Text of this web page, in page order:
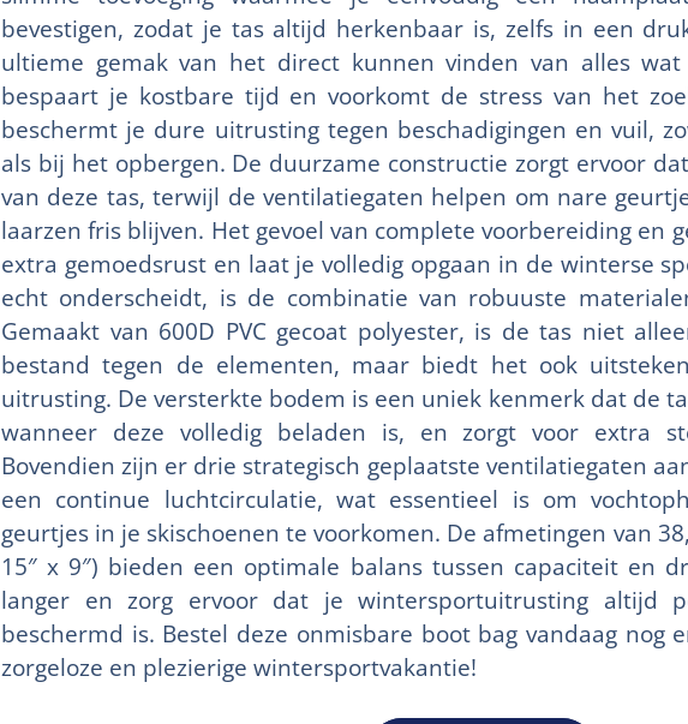
bevestigen, zodat je tas altijd herkenbaar is, zelfs in een
ultieme gemak van het direct kunnen vinden van alles
bespaart je kostbare tijd en voorkomt de stress van het
beschermt je dure uitrusting tegen beschadigingen en vuil,
als bij het opbergen. De duurzame constructie zorgt ervoor
van deze tas, terwijl de ventilatiegaten helpen om nare
laarzen fris blijven. Het gevoel van complete voorbereiding en
extra gemoedsrust en laat je volledig opgaan in de winterse
echt onderscheidt, is de combinatie van robuuste
Gemaakt van 600D PVC gecoat polyester, is de tas niet
bestand tegen de elementen, maar biedt het ook
uitrusting. De versterkte bodem is een uniek kenmerk dat de
wanneer deze volledig beladen is, en zorgt voor extra
Bovendien zijn er drie strategisch geplaatste ventilatiegaten
een continue luchtcirculatie, wat essentieel is om
geurtjes in je skischoenen te voorkomen. De afmetingen van
15″ x 9″) bieden een optimale balans tussen capaciteit en
langer en zorg ervoor dat je wintersportuitrusting altijd
beschermd is. Bestel deze onmisbare boot bag vandaag nog
zorgeloze en plezierige wintersportvakantie!